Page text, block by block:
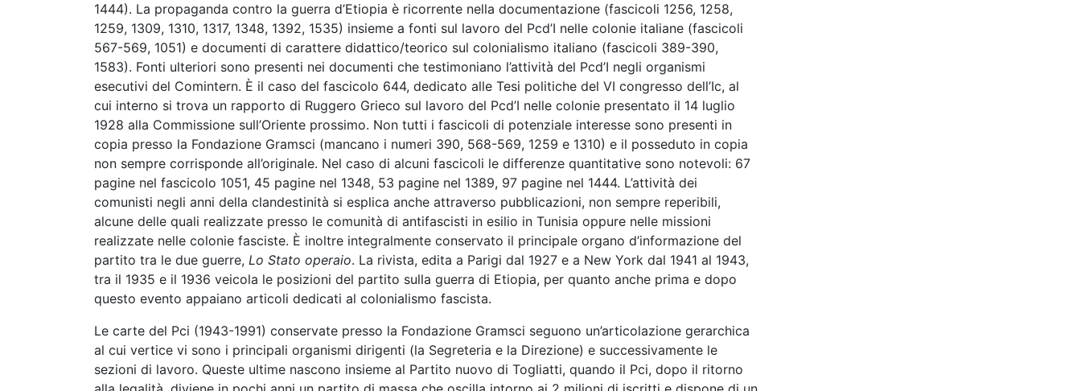
1444). La propaganda contro la guerra d’Etiopia è ricorrente nella documentazione (fascicoli 1256, 1258,
1259, 1309, 1310, 1317, 1348, 1392, 1535) insieme a fonti sul lavoro del Pcd’I nelle colonie italiane (fascicoli
567-569, 1051) e documenti di carattere didattico/teorico sul colonialismo italiano (fascicoli 389-390,
1583). Fonti ulteriori sono presenti nei documenti che testimoniano l’attività del Pcd’I negli organismi
esecutivi del Comintern. È il caso del fascicolo 644, dedicato alle Tesi politiche del VI congresso dell’Ic, al
cui interno si trova un rapporto di Ruggero Grieco sul lavoro del Pcd’I nelle colonie presentato il 14 luglio
1928 alla Commissione sull’Oriente prossimo. Non tutti i fascicoli di potenziale interesse sono presenti in
copia presso la Fondazione Gramsci (mancano i numeri 390, 568-569, 1259 e 1310) e il posseduto in copia
non sempre corrisponde all’originale. Nel caso di alcuni fascicoli le differenze quantitative sono notevoli: 67
pagine nel fascicolo 1051, 45 pagine nel 1348, 53 pagine nel 1389, 97 pagine nel 1444. L’attività dei
comunisti negli anni della clandestinità si esplica anche attraverso pubblicazioni, non sempre reperibili,
alcune delle quali realizzate presso le comunità di antifascisti in esilio in Tunisia oppure nelle missioni
realizzate nelle colonie fasciste. È inoltre integralmente conservato il principale organo d’informazione del
partito tra le due guerre, Lo Stato operaio. La rivista, edita a Parigi dal 1927 e a New York dal 1941 al 1943,
tra il 1935 e il 1936 veicola le posizioni del partito sulla guerra di Etiopia, per quanto anche prima e dopo
questo evento appaiano articoli dedicati al colonialismo fascista.
Le carte del Pci (1943-1991) conservate presso la Fondazione Gramsci seguono un’articolazione gerarchica
al cui vertice vi sono i principali organismi dirigenti (la Segreteria e la Direzione) e successivamente le
sezioni di lavoro. Queste ultime nascono insieme al Partito nuovo di Togliatti, quando il Pci, dopo il ritorno